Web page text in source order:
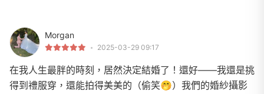
Morgan
2025-03-29 09:17
在我人生最胖的時刻，居然決定結婚了！還好——我還是挑
得到禮服穿，還能拍得美美的（偷笑🤭）我們的婚紗攝影